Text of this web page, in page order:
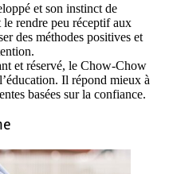
et son instinct de
le rendre peu réceptif aux
des méthodes positives et
et réservé, le Chow-Chow
Il répond mieux à
basées sur la confiance.